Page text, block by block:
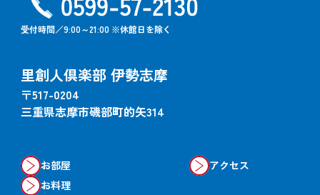
受付時間／9:00～21:00 ※休館日を除く
里創人倶楽部 伊勢志摩
〒517-0204
三重県志摩市磯部町的矢314
お部屋
お料理
アクセス